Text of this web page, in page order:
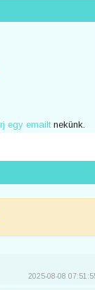
egy emailtnekünk.
2025-08-08